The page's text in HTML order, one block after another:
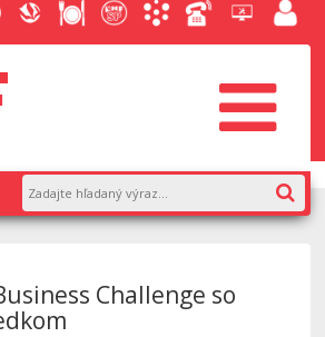
SlovenskáStravovanie
ŠtudentskýAkademický
TelefónnyHelpdesk
Challenge so